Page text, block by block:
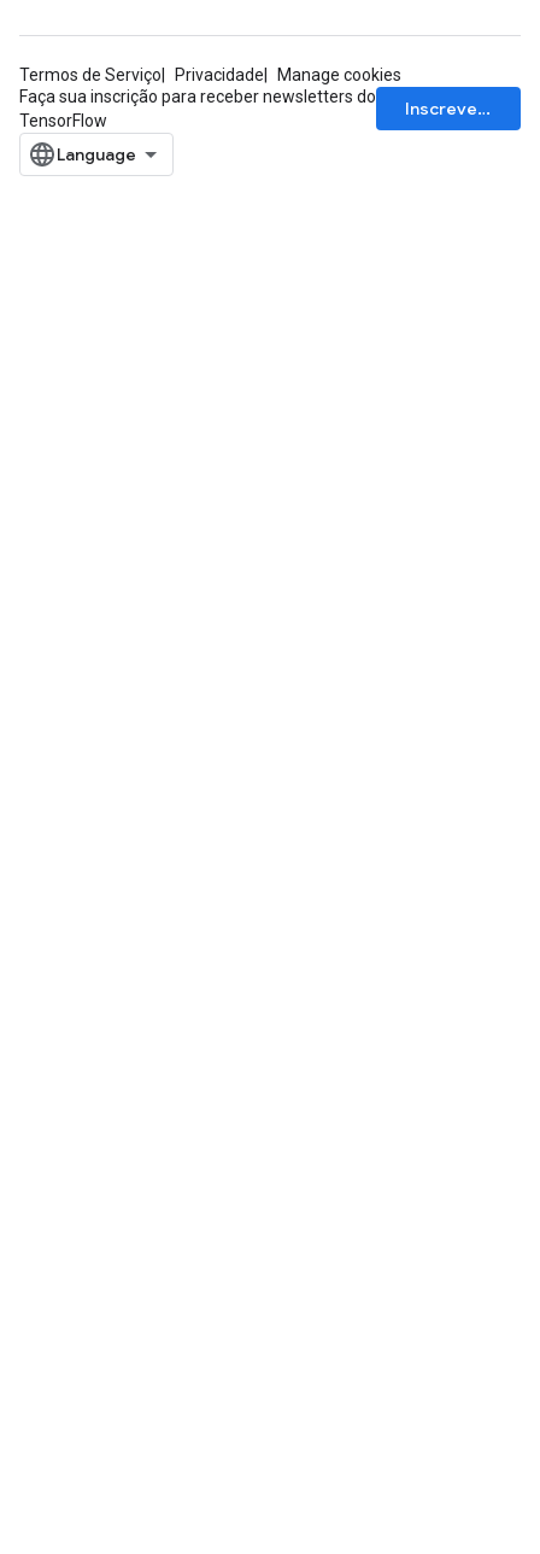
Termos de Serviço Privacidade
Manage cookies
Faça sua inscrição para receber newsletters do
TensorFlow
Inscrever-se